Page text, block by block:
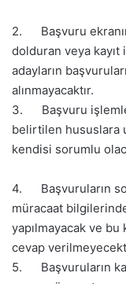
2. Başvuru
dolduran veya
adayların
alınmayacaktır.
3. Başvuru
belirtilen hususlara
kendisi sorumlu
4. Başvuruların
müracaat
yapılmayacak ve
cevap
5. Başvuruların